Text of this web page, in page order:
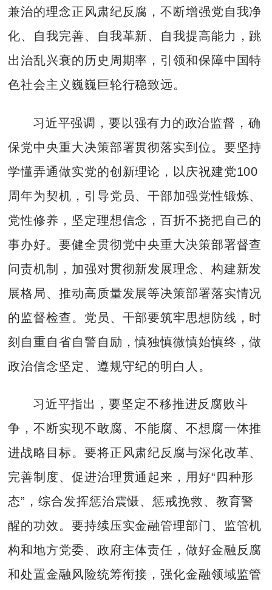
兼治的理念正风肃纪反腐，不断增强党自我净
化、自我完善、自我革新、自我提高能力，跳
出治乱兴衰的历史周期率，引领和保障中国特
色社会主义巍巍巨轮行稳致远。
习近平强调，要以强有力的政治监督，确
保党中央重大决策部署贯彻落实到位。要坚持
学懂弄通做实党的创新理论，以庆祝建党100
周年为契机，引导党员、干部加强党性锻炼、
党性修养，坚定理想信念，百折不挠把自己的
事办好。要健全贯彻党中央重大决策部署督查
问责机制，加强对贯彻新发展理念、构建新发
展格局、推动高质量发展等决策部署落实情况
的监督检查。党员、干部要筑牢思想防线，时
刻自重自省自警自励，慎独慎微慎始慎终，做
政治信念坚定、遵规守纪的明白人。
习近平指出，要坚定不移推进反腐败斗
争，不断实现不敢腐、不能腐、不想腐一体推
进战略目标。要将正风肃纪反腐与深化改革、
完善制度、促进治理贯通起来，用好“四种形
态”，综合发挥惩治震慑、惩戒挽救、教育警
醒的功效。要持续压实金融管理部门、监管机
构和地方党委、政府主体责任，做好金融反腐
和处置金融风险统筹衔接，强化金融领域监管